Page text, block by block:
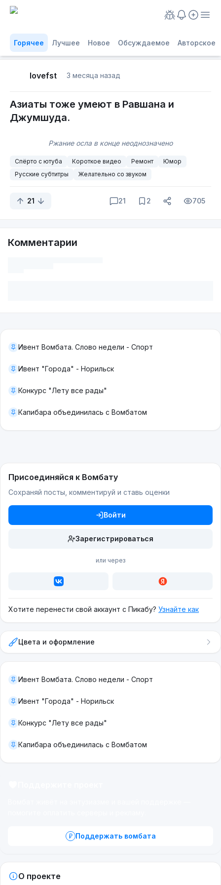
Горячее Лучшее Новое Обсуждаемое Авторское
lovefst 3 месяца назад
Азиаты тоже умеют в Равшана и
Джумшуда.
Ржание осла в конце неоднозначено
Спёрто с ютуба Короткое видео Ремонт
Юмор
Русские субтитры
Желательно со звуком
21 21 2 705
Комментарии
Ивент Вомбата. Слово недели - Спорт
Ивент "Города" - Норильск
Конкурс "Лету все рады"
Капибара объединилась с Вомбатом
Присоединяйся к Вомбату
Сохраняй посты, комментируй и ставь оценки
Войти
Зарегистрироваться
или через
Хотите перенести свой аккаунт с Пикабу? Узнайте как
Цвета и оформление
Ивент Вомбата. Слово недели - Спорт
Ивент "Города" - Норильск
Конкурс "Лету все рады"
Капибара объединилась с Вомбатом
Поддержать вомбата
О проекте